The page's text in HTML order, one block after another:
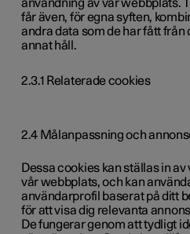
användning av vår webbplats.
får även, för egna syften,
andra data som de har fått från
annat håll.
2.3.1 Relaterade cookies
2.4 Målanpassning och
Dessa cookies kan ställas in
vår webbplats, och kan
användarprofil baserat på ditt
för att visa dig relevanta
De fungerar genom att tydligt